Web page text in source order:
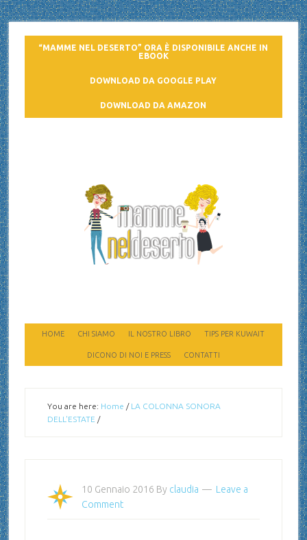
“MAMME NEL DESERTO” ORA È DISPONIBILE ANCHE IN
EBOOK
DOWNLOAD DA GOOGLE PLAY
DOWNLOAD DA AMAZON
HOME CHI SIAMO IL NOSTRO LIBRO TIPS PER KUWAIT
DICONO DI NOI E PRESS CONTATTI
You are here: Home / LA COLONNA SONORA
DELL'ESTATE /
10 Gennaio 2016 By claudia
Leave a
Comment